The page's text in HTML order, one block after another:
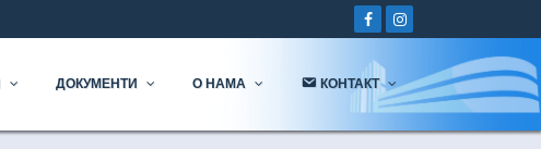
ДОКУМЕНТИ О НАМА КОНТАКТ